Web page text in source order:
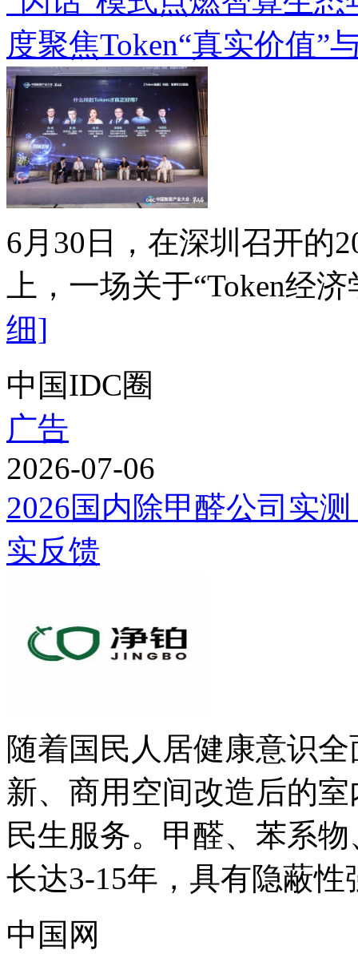
度聚焦Token“真实价值”
6月30日，在深圳召开的
上，一场关于“Token经
细]
中国IDC圈
广告
2026-07-06
2026国内除甲醛公司实
实反馈
随着国民人居健康意识
新、商用空间改造后的
民生服务。甲醛、苯系
长达3-15年，具有隐蔽性
中国网